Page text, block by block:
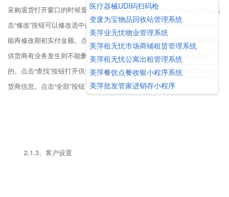
采购退货打开窗口的时候显示的为该供货商，默认供货商只能有一个。点
击“修改”按钮可以修改选中的供货商信息。如果该供货有业务发生，则不
能再修改期初实付金额。点击“删除”按钮可以删除选中的供货商，如果该
供货商有业务发生则不能删除。系统有一个“普通供货商”是不能被删除
的。点击“查找”按钮打开供货商查询窗口，输入相应的条件查询不同的供
货商信息。点击“全部”按钮可以列出所有的供货商信息。
2.1.3、客户设置
医疗器械UDI码扫码枪
变废为宝物品回收站管理系统
美萍业无忧物业管理系统
美萍租无忧市场商铺租赁管理系统
美萍租无忧公寓出租管理系统
美萍餐饮点餐收银小程序系统
美萍批发管家进销存小程序